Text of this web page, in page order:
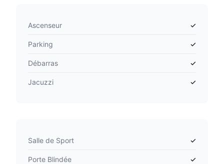
Ascenseur ✓
Parking ✓
Débarras ✓
Jacuzzi ✓
Salle de Sport ✓
Porte Blindée ✓